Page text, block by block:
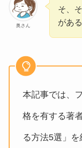
奥さん
そ、
があ
本記事では、
格を有する著
る方法5選」を